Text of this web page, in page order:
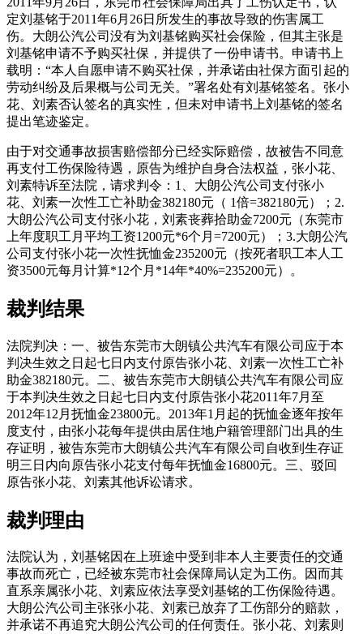
定刘基铭于2011年6月26日所发生的事故导致的伤害属工
伤。大朗公汽公司没有为刘基铭购买社会保险，但其主张是
刘基铭申请不予购买社保，并提供了一份申请书。申请书上
载明：“本人自愿申请不购买社保，并承诺由社保方面引起的
劳动纠纷及后果概与公司无关。”署名处有刘基铭签名。张小
花、刘素否认签名的真实性，但未对申请书上刘基铭的签名
提出笔迹鉴定。
由于对交通事故损害赔偿部分已经实际赔偿，故被告不同意
再支付工伤保险待遇，原告为维护自身合法权益，张小花、
刘素特诉至法院，请求判令：1、大朗公汽公司支付张小
花、刘素一次性工亡补助金382180元（ 1倍=382180元）；2.
大朗公汽公司支付张小花，刘素丧葬拾助金7200元（东莞市
上年度职工月平均工资1200元*6个月=7200元）；3.大朗公汽
公司支付张小花一次性抚恤金235200元（按死者职工本人工
资3500元每月计算*12个月*14年*40%=235200元）。
裁判结果
法院判决：一、被告东莞市大朗镇公共汽车有限公司应于本
判决生效之日起七日内支付原告张小花、刘素一次性工亡补
助金382180元。二、被告东莞市大朗镇公共汽车有限公司应
于本判决生效之日起七日内支付原告张小花2011年7月至
2012年12月抚恤金23800元。2013年1月起的抚恤金逐年按年
度支付，由张小花每年提供由居住地户籍管理部门出具的生
存证明，被告东莞市大朗镇公共汽车有限公司自收到生存证
明三日内向原告张小花支付每年抚恤金16800元。三、驳回
原告张小花、刘素其他诉讼请求。
裁判理由
法院认为，刘基铭因在上班途中受到非本人主要责任的交通
事故而死亡，已经被东莞市社会保障局认定为工伤。因而其
直系亲属张小花、刘素应依法享受刘基铭的工伤保险待遇。
大朗公汽公司主张张小花、刘素已放弃了工伤部分的赔款，
并承诺不再追究大朗公汽公司的任何责任。张小花、刘素则